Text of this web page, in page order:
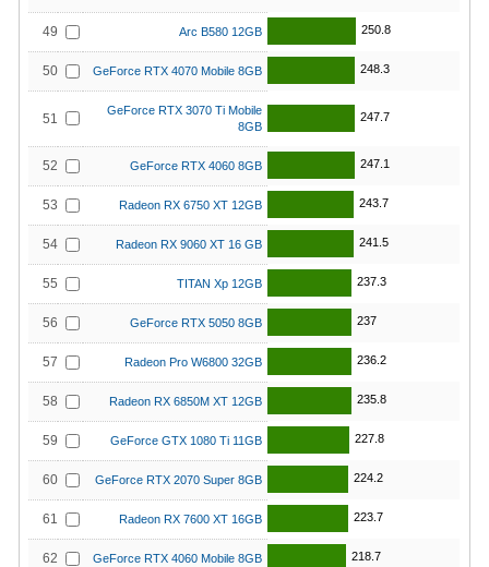
49 Arc B580 12GB 250.8
50 GeForce RTX 4070 Mobile 8GB 248.3
51
GeForce RTX 3070 Ti Mobile
8GB
247.7
52 GeForce RTX 4060 8GB 247.1
53 Radeon RX 6750 XT 12GB 243.7
54 Radeon RX 9060 XT 16 GB 241.5
55 TITAN Xp 12GB 237.3
56 GeForce RTX 5050 8GB 237
57 Radeon Pro W6800 32GB 236.2
58 Radeon RX 6850M XT 12GB 235.8
59 GeForce GTX 1080 Ti 11GB 227.8
60 GeForce RTX 2070 Super 8GB 224.2
61 Radeon RX 7600 XT 16GB 223.7
62 GeForce RTX 4060 Mobile 8GB 218.7